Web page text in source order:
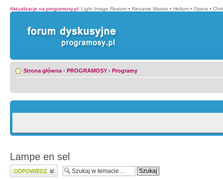
Aktualizacje na programosy.pl: Light Image Resizer • Rename Master • Helium • Opera •
Strona główna ‹ PROGRAMOSY ‹ Programy
Lampe en sel
Wyślij odpowiedź